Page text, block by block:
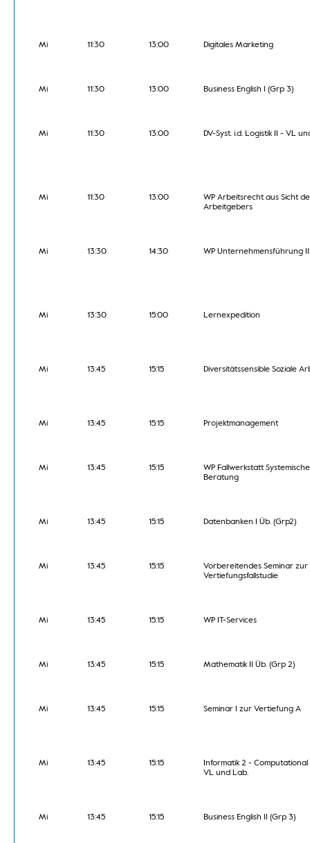
Mi 11:30 13:00 Digitales Marketing
Mi 11:30 13:00 Business English I (Grp 3)
Mi 11:30 13:00 DV-Syst. i.d. Logistik II - VL
Mi 11:30 13:00
WP Arbeitsrecht aus Sicht
Arbeitgebers
Mi 13:30 14:30 WP Unternehmensführung
Mi 13:30 15:00 Lernexpedition
Mi 13:45 15:15 Diversitätssensible Soziale
Mi 13:45 15:15 Projektmanagement
Mi 13:45 15:15
WP Fallwerkstatt Systemische
Beratung
Mi 13:45 15:15 Datenbanken I Üb. (Grp2)
Mi 13:45 15:15
Vorbereitendes Seminar zur
Vertiefungsfallstudie
Mi 13:45 15:15 WP IT-Services
Mi 13:45 15:15 Mathematik II Üb. (Grp 2)
Mi 13:45 15:15 Seminar I zur Vertiefung A
Mi 13:45 15:15
Informatik 2 - Computational
VL und Lab.
Mi 13:45 15:15 Business English II (Grp 3)